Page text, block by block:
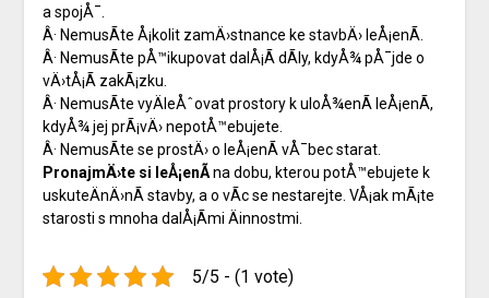
a spojÅ¯.
Â· NemusÃ­te Å¡kolit zamÄ›stnance ke stavbÄ› leÅ¡enÃ­.
Â· NemusÃ­te pÅ™ikupovat dalÅ¡Ã­ dÃ­ly, kdyÅ¾ pÅ¯jde o
vÄ›tÅ¡Ã­ zakÃ¡zku.
Â· NemusÃ­te vyÄleÅˆovat prostory k uloÅ¾enÃ­ leÅ¡enÃ­,
kdyÅ¾ jej prÃ¡vÄ› nepotÅ™ebujete.
Â· NemusÃ­te se prostÄ› o leÅ¡enÃ­ vÅ¯bec starat.
PronajmÄ›te si leÅ¡enÃ­na dobu, kterou potÅ™ebujete k
uskuteÄnÄ›nÃ­ stavby, a o vÃ­c se nestarejte. VÅ¡ak mÃ¡te
starosti s mnoha dalÅ¡Ã­mi Äinnostmi.
5/5 - (1 vote)